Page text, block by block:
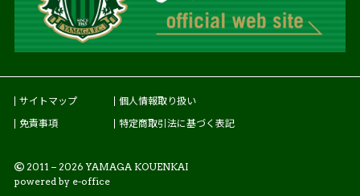
サイトマップ
個人情報取り扱い
免責事項
特定商取引法に基づく表記
2011 – 2026 YAMAGA KOUENKAI
powered by e-office